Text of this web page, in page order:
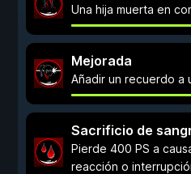
Una hija muerta en
Mejorada
Añadir un recuerdo a
Sacrificio de
Pierde 400 PS a
reacción o